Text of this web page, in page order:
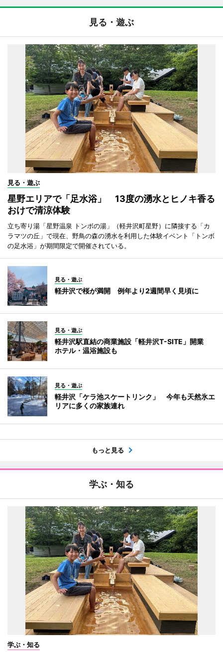
見る・遊ぶ
見る・遊ぶ
星野エリアで「足水浴」 13度の湧水とヒノキ香る
おけで清涼体験
立ち寄り湯「星野温泉 トンボの湯」（軽井沢町星野）に隣接する「カ
ラマツの丘」で現在、野鳥の森の湧水を利用した体験イベント「トンボ
の足水浴」が期間限定で開催されている。
見る・遊ぶ
軽井沢で桜が満開 例年より2週間早く見頃に
見る・遊ぶ
軽井沢駅直結の商業施設「軽井沢T-SITE」開業
ホテル・温浴施設も
見る・遊ぶ
軽井沢「ケラ池スケートリンク」 今年も天然氷エ
リアに多くの家族連れ
もっと見る
学ぶ・知る
学ぶ・知る